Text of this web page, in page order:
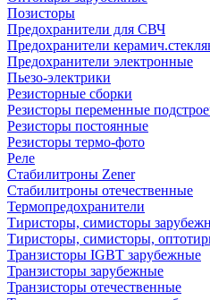
Позисторы
Предохранители для СВЧ
Предохранители
Предохранители электронные
Пьезо-электрики
Резисторные сборки
Резисторы переменные
Резисторы постоянные
Резисторы термо-фото
Реле
Стабилитроны Zener
Стабилитроны отечественные
Термопредохранители
Тиристоры, симисторы
Тиристоры, симисторы,
Транзисторы IGBT зарубежные
Транзисторы зарубежные
Транзисторы отечественные